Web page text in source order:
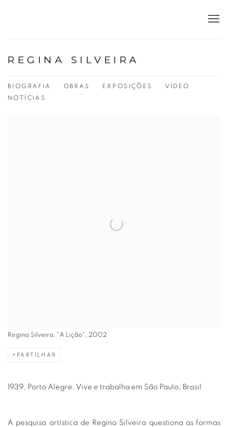
REGINA SILVEIRA
BIOGRAFIA OBRAS EXPOSIÇÕES
VÍDEO
NOTÍCIAS
Regina Silveira, "A Lição", 2002
PARTILHAR
1939, Porto Alegre. Vive e trabalha em São Paulo, Brasil
A pesquisa artística de Regina Silveira questiona as formas